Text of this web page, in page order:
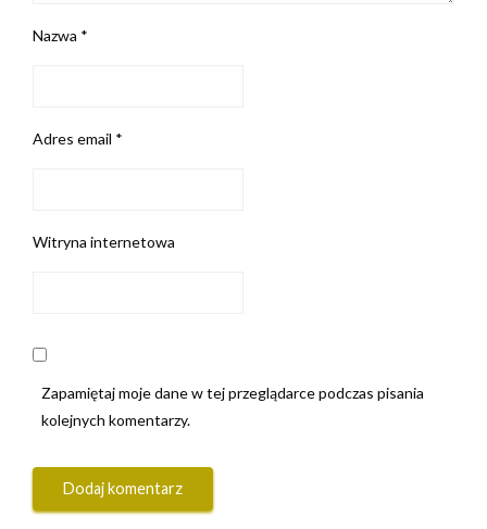
Nazwa *
Adres email *
Witryna internetowa
Zapamiętaj moje dane w tej przeglądarce podczas pisania
kolejnych komentarzy.